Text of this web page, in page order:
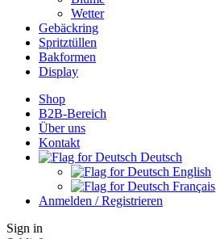
Wetter
Gebäckring
Spritztüllen
Bakformen
Display
Shop
B2B-Bereich
Über uns
Kontakt
Deutsch
English
Français
Anmelden / Registrieren
Sign in